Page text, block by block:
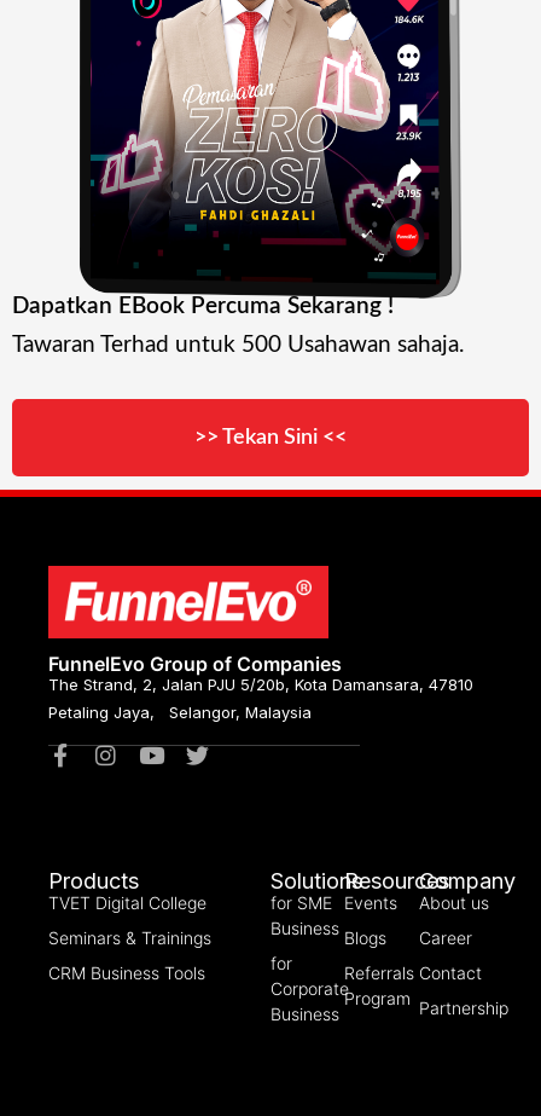
Dapatkan EBook Percuma Sekarang !
Tawaran Terhad untuk 500 Usahawan sahaja.
>> Tekan Sini <<
FunnelEvo Group of Companies
The Strand, 2, Jalan PJU 5/20b, Kota Damansara, 47810
Petaling Jaya, Selangor, Malaysia
Products
TVET Digital College
Seminars & Trainings
CRM Business Tools
Solutions
for SME
Business
for
Corporate
Business
Resources
Events
Blogs
Referrals
Program
Company
About us
Career
Contact
Partnership